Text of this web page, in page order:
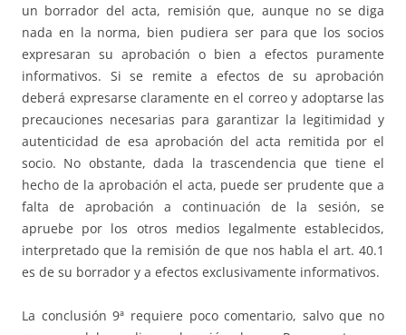
un borrador del acta, remisión que, aunque no se diga
nada en la norma, bien pudiera ser para que los socios
expresaran su aprobación o bien a efectos puramente
informativos. Si se remite a efectos de su aprobación
deberá expresarse claramente en el correo y adoptarse las
precauciones necesarias para garantizar la legitimidad y
autenticidad de esa aprobación del acta remitida por el
socio. No obstante, dada la trascendencia que tiene el
hecho de la aprobación el acta, puede ser prudente que a
falta de aprobación a continuación de la sesión, se
apruebe por los otros medios legalmente establecidos,
interpretado que la remisión de que nos habla el art. 40.1
es de su borrador y a efectos exclusivamente informativos.
La conclusión 9ª requiere poco comentario, salvo que no